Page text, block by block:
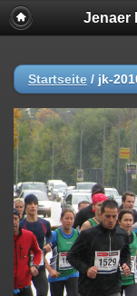
Jenaer
Startseite / jk-